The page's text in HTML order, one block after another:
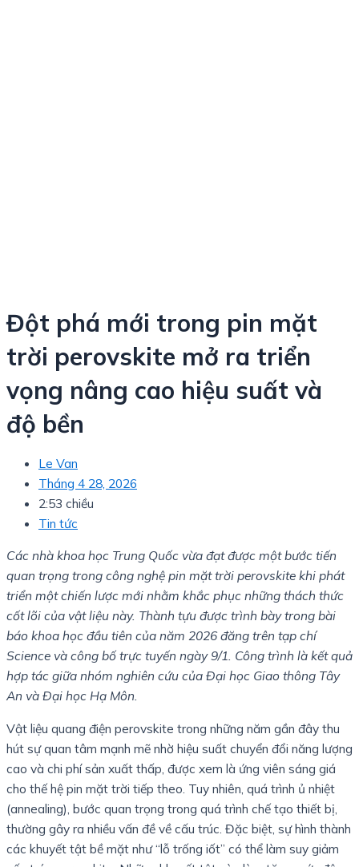
Đột phá mới trong pin mặt
trời perovskite mở ra triển
vọng nâng cao hiệu suất và
độ bền
Le Van
Tháng 4 28, 2026
2:53 chiều
Tin tức
Các nhà khoa học Trung Quốc vừa đạt được một bước tiến
quan trọng trong công nghệ pin mặt trời perovskite khi phát
triển một chiến lược mới nhằm khắc phục những thách thức
cốt lõi của vật liệu này. Thành tựu được trình bày trong bài
báo khoa học đầu tiên của năm 2026 đăng trên tạp chí
Science và công bố trực tuyến ngày 9/1. Công trình là kết quả
hợp tác giữa nhóm nghiên cứu của Đại học Giao thông Tây
An và Đại học Hạ Môn.
Vật liệu quang điện perovskite trong những năm gần đây thu
hút sự quan tâm mạnh mẽ nhờ hiệu suất chuyển đổi năng lượng
cao và chi phí sản xuất thấp, được xem là ứng viên sáng giá
cho thế hệ pin mặt trời tiếp theo. Tuy nhiên, quá trình ủ nhiệt
(annealing), bước quan trọng trong quá trình chế tạo thiết bị,
thường gây ra nhiều vấn đề về cấu trúc. Đặc biệt, sự hình thành
các khuyết tật bề mặt như “lỗ trống iốt” có thể làm suy giảm